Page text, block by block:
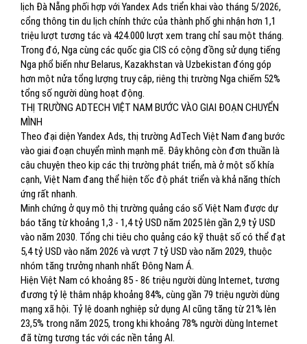
lịch Đà Nẵng phối hợp với Yandex Ads triển khai vào tháng 5/2026,
cổng thông tin du lịch chính thức của thành phố ghi nhận hơn 1,1
triệu lượt tương tác và 424.000 lượt xem trang chỉ sau một tháng.
Trong đó, Nga cùng các quốc gia CIS có cộng đồng sử dụng tiếng
Nga phổ biến như Belarus, Kazakhstan và Uzbekistan đóng góp
hơn một nửa tổng lượng truy cập, riêng thị trường Nga chiếm 52%
tổng số người dùng hoạt động.
THỊ TRƯỜNG ADTECH VIỆT NAM BƯỚC VÀO GIAI ĐOẠN CHUYỂN
MÌNH
Theo đại diện Yandex Ads, thị trường AdTech Việt Nam đang bước
vào giai đoạn chuyển mình mạnh mẽ. Đây không còn đơn thuần là
câu chuyện theo kịp các thị trường phát triển, mà ở một số khía
cạnh, Việt Nam đang thể hiện tốc độ phát triển và khả năng thích
ứng rất nhanh.
Minh chứng ở quy mô thị trường quảng cáo số Việt Nam được dự
báo tăng từ khoảng 1,3 - 1,4 tỷ USD năm 2025 lên gần 2,9 tỷ USD
vào năm 2030. Tổng chi tiêu cho quảng cáo kỹ thuật số có thể đạt
5,4 tỷ USD vào năm 2026 và vượt 7 tỷ USD vào năm 2029, thuộc
nhóm tăng trưởng nhanh nhất Đông Nam Á.
Hiện Việt Nam có khoảng 85 - 86 triệu người dùng Internet, tương
đương tỷ lệ thâm nhập khoảng 84%, cùng gần 79 triệu người dùng
mạng xã hội. Tỷ lệ doanh nghiệp sử dụng AI cũng tăng từ 21% lên
23,5% trong năm 2025, trong khi khoảng 78% người dùng Internet
đã từng tương tác với các nền tảng AI.